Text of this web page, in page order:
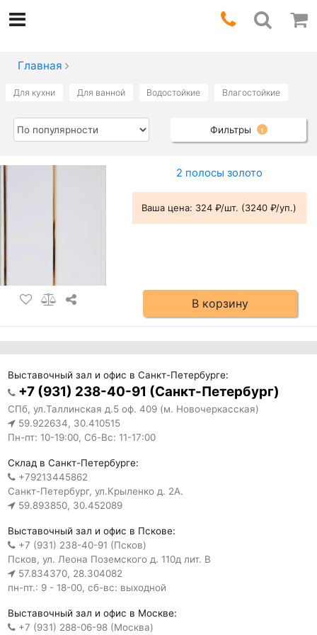
Главная
Для кухни Для ванной Водостойкие Влагостойкие
Фильтры 1
2 полосы золото
Ваша цена: 324 ₽/шт. (3240 ₽/уп.)
В корзину
Выставочный зал и офис в Санкт-Петербурге:
+7 (931) 238-40-91 (Санкт-Петербург)
СПб, ул.Таллинская д.5 оф. 409 (м. Новочеркасская)
59.922634, 30.410515
Пн-пт: 10-19:00, Сб-Вс: 11-17:00
Склад в Санкт-Петербурге:
+79213445862
Санкт-Петербург, ул.Крыленко д. 2А.
59.893850, 30.452089
Выставочный зал и офис в Пскове:
+7 (931) 238-40-91 (Псков)
Псков, ул. Леона Поземского д. 110д лит. В
57.834370, 28.304082
пн-пт.: 9 - 18-00, сб-вс: выходной
Выставочный зал и офис в Москве:
+7 (931) 288-06-98 (Москва)